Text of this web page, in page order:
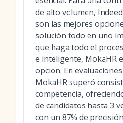
de alto volumen,
son las mejores
solución todo en uno
que haga todo el
e inteligente, MokaHR
opción. En
MokaHR superó
competencia,
de candidatos hasta 3
con un 87% de